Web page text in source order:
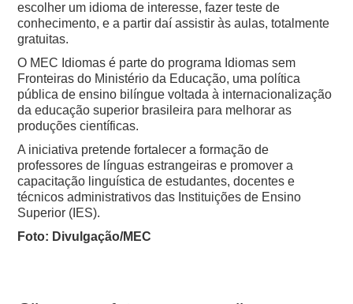
escolher um idioma de interesse, fazer teste de
conhecimento, e a partir daí assistir às aulas, totalmente
gratuitas.
O MEC Idiomas é parte do programa Idiomas sem
Fronteiras do Ministério da Educação, uma política
pública de ensino bilíngue voltada à internacionalização
da educação superior brasileira para melhorar as
produções científicas.
A iniciativa pretende fortalecer a formação de
professores de línguas estrangeiras e promover a
capacitação linguística de estudantes, docentes e
técnicos administrativos das Instituições de Ensino
Superior (IES).
Foto: Divulgação/MEC